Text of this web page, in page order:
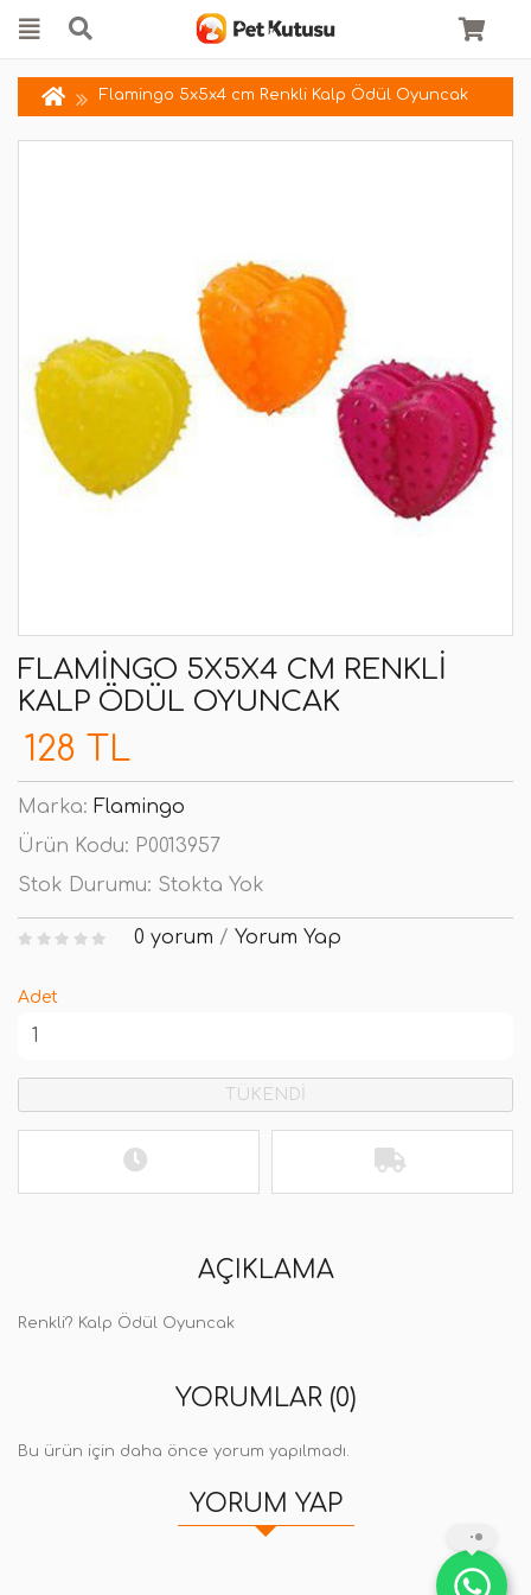
Flamingo 5x5x4 cm Renkli Kalp Ödül Oyuncak
FLAMINGO 5X5X4 CM RENKLI
KALP ÖDÜL OYUNCAK
128 TL
Marka: Flamingo
Ürün Kodu: P0013957
Stok Durumu: Stokta Yok
0 yorum / Yorum Yap
Adet
TÜKENDİ
AÇIKLAMA
Renkli? Kalp Ödül Oyuncak
YORUMLAR (0)
Bu ürün için daha önce yorum yapılmadı.
YORUM YAP